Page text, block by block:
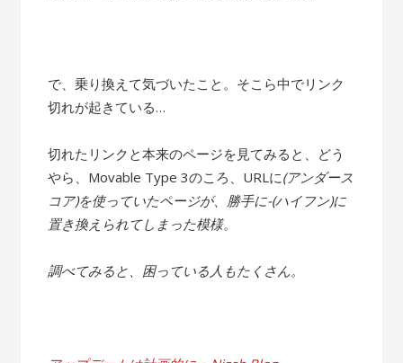
で、乗り換えて気づいたこと。そこら中でリンク
切れが起きている…
切れたリンクと本来のページを見てみると、どう
やら、Movable Type 3のころ、URLに(アンダース
コア)を使っていたページが、勝手に-(ハイフン)に
置き換えられてしまった模様。
調べてみると、困っている人もたくさん。